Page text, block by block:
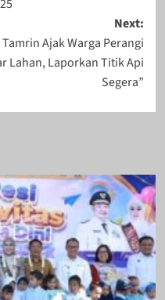
Next:
Ajak Warga Perangi
Lahan, Laporkan Titik Api
Segera”